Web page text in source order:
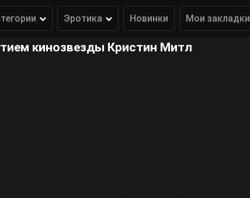
Эротика Новинки Мои закладки
кинозвезды Кристин Митл